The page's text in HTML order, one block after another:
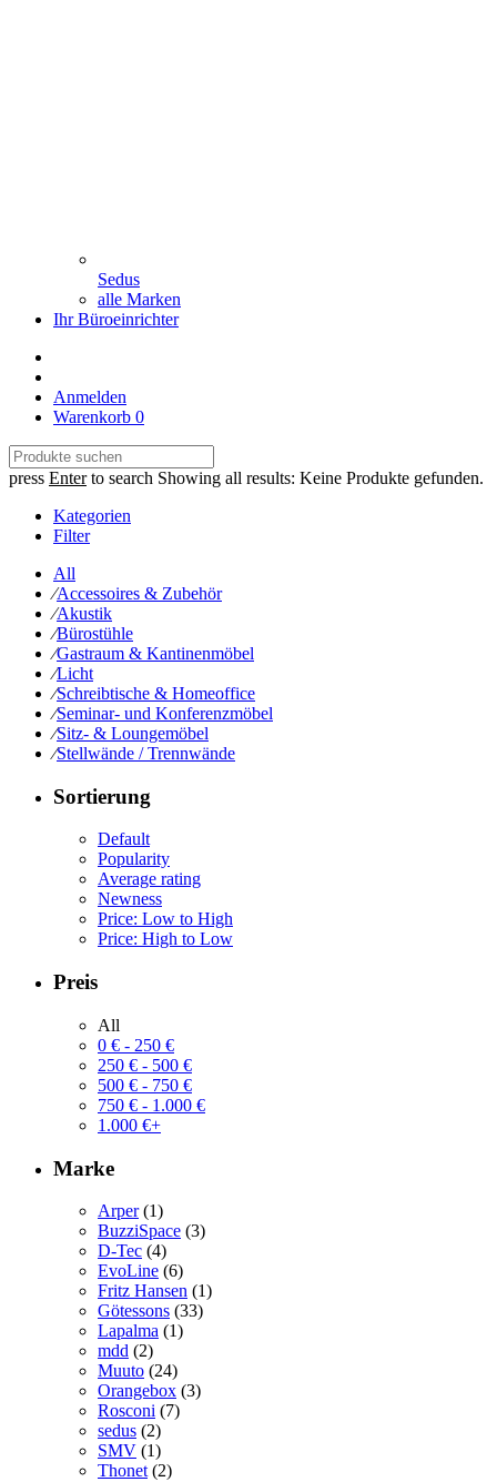
Sedus
alle Marken
Ihr Büroeinrichter
Anmelden
Warenkorb 0
press Enterto search Showing all results: Keine Produkte gefunden.
Kategorien
Filter
All
⁄Accessoires & Zubehör
⁄Akustik
⁄Bürostühle
⁄Gastraum & Kantinenmöbel
⁄Licht
⁄Schreibtische & Homeoffice
⁄Seminar- und Konferenzmöbel
⁄Sitz- & Loungemöbel
⁄Stellwände / Trennwände
Sortierung
Default
Popularity
Average rating
Newness
Price: Low to High
Price: High to Low
Preis
All
0 € - 250 €
250 € - 500 €
500 € - 750 €
750 € - 1.000 €
1.000 €+
Marke
Arper (1)
BuzziSpace (3)
D-Tec (4)
EvoLine (6)
Fritz Hansen (1)
Götessons (33)
Lapalma (1)
mdd (2)
Muuto (24)
Orangebox (3)
Rosconi (7)
sedus (2)
SMV (1)
Thonet (2)